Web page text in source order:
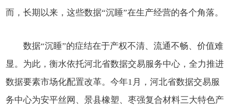
而，长期以来，这些数据“沉睡”在生产经营的各个角落。
数据“沉睡”的症结在于产权不清、流通不畅、价值难
显。为此，衡水依托河北省数据交易服务中心，全力推进
数据要素市场化配置改革。今年1月，河北省数据交易服
务中心为安平丝网、景县橡塑、枣强复合材料三大特色产